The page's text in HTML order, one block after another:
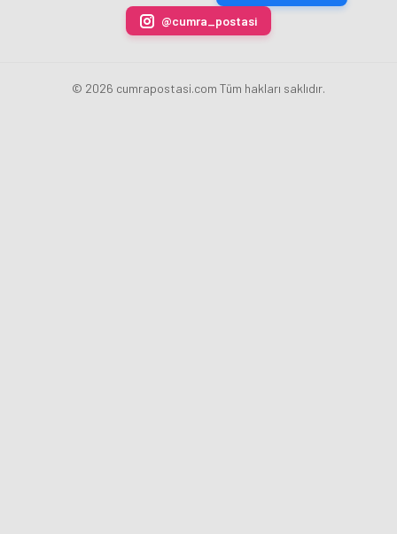
@cumra_postasi
© 2026 cumrapostasi.com Tüm hakları saklıdır.